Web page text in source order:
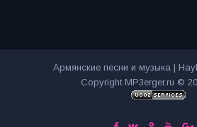
Армянские песни и музыка |
Copyright MP3erger.ru ©